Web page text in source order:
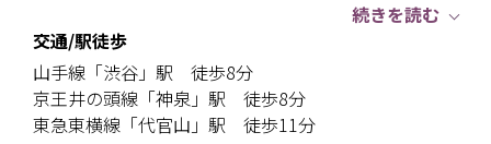
続きを読む
交通/駅徒歩
山手線「渋谷」駅 徒歩8分
京王井の頭線「神泉」駅 徒歩8分
東急東横線「代官山」駅 徒歩11分